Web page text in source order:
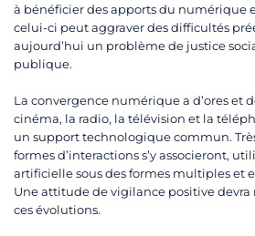
à bénéficier des apports du numérique
celui-ci peut aggraver des difficultés
aujourd’hui un problème de justice
publique.
La convergence numérique a d’ores et
cinéma, la radio, la télévision et la
un support technologique commun.
formes d’interactions s’y associeront,
artificielle sous des formes multiples et
Une attitude de vigilance positive devra
ces évolutions.